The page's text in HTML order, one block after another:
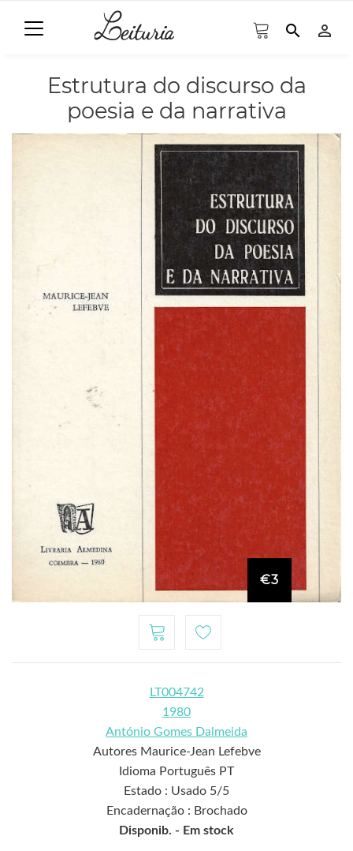
search person_outline
Estrutura do discurso da
poesia e da narrativa
€3
LT004742
1980
António Gomes Dalmeida
Autores Maurice-Jean Lefebve
Idioma Português PT
Estado : Usado 5/5
Encadernação : Brochado
Disponib. - Em stock